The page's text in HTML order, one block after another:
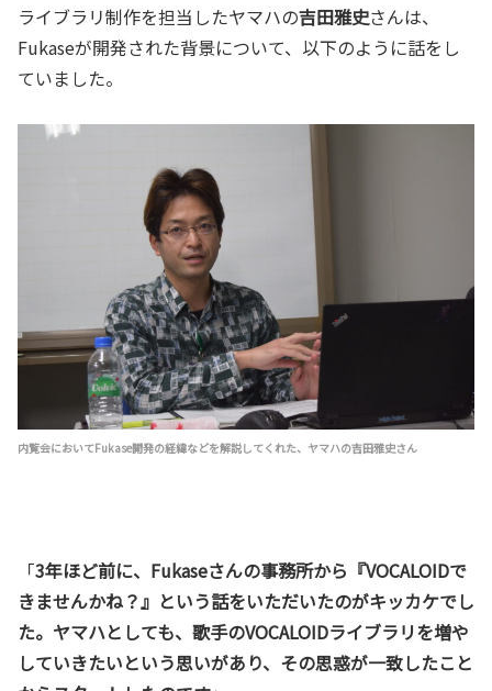
ライブラリ制作を担当したヤマハの吉田雅史さんは、
Fukaseが開発された背景について、以下のように話をし
ていました。
内覧会においてFukase開発の経緯などを解説してくれた、ヤマハの吉田雅史さん
「3年ほど前に、Fukaseさんの事務所から『VOCALOIDで
きませんかね？』という話をいただいたのがキッカケでし
た。ヤマハとしても、歌手のVOCALOIDライブラリを増や
していきたいという思いがあり、その思惑が一致したこと